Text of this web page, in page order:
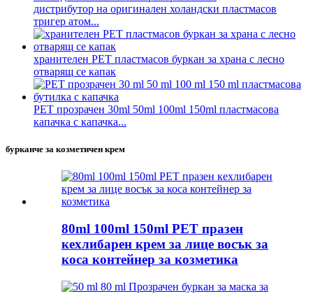
дистрибутор на оригинален холандски пластмасов
тригер атом...
хранителен PET пластмасов буркан за храна с лесно
отварящ се капак
PET прозрачен 30ml 50ml 100ml 150ml пластмасова
капачка с капачка...
бурканче за козметичен крем
80ml 100ml 150ml PET празен
кехлибарен крем за лице восък за
коса контейнер за козметика